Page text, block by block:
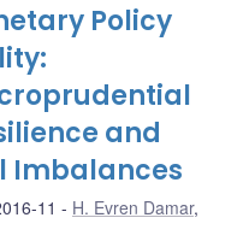
Policy
and
Imbalances
11 H. Evren Damar,